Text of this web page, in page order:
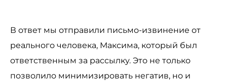
В ответ мы отправили письмо-извинение от
реального человека, Максима, который был
ответственным за рассылку. Это не только
позволило минимизировать негатив, но и